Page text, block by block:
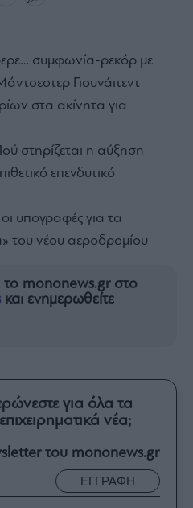
συμφωνία-ρεκόρ με
Γιουνάιτεντ
στα ακίνητα για
στηρίζεται η αύξηση
επενδυτικό
υπογραφές για τα
του νέου αεροδρομίου
mononews.gr στο
και ενημερωθείτε
για όλα τα
νέα;
του mononews.gr
ΕΓΓΡΑΦΗ